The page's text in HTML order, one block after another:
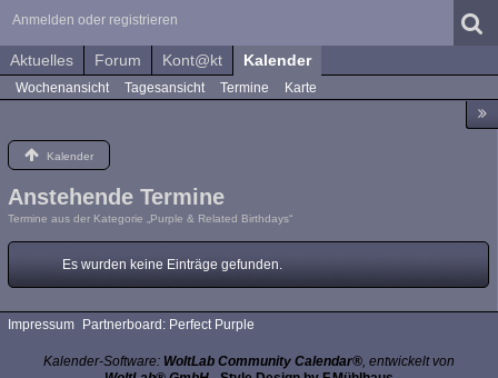
Anmelden oder registrieren
Aktuelles Forum Kont@kt Kalender
Wochenansicht Tagesansicht Termine Karte
Kalender
Anstehende Termine
Termine aus der Kategorie „Purple & Related Birthdays“
Es wurden keine Einträge gefunden.
Impressum Partnerboard: Perfect Purple
Kalender-Software: WoltLab Community Calendar®, entwickelt von